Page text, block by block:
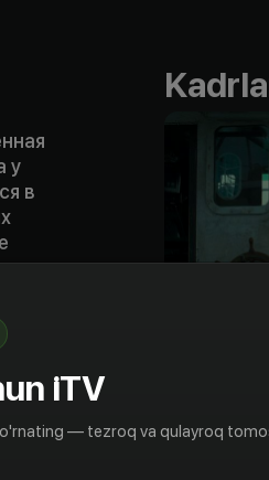
у
в
iTV
— tezroq va qulayroq